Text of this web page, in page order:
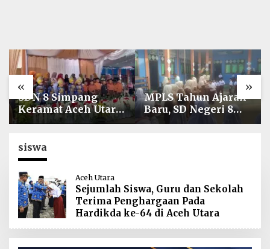
« »
SDN 8 Simpang
Keramat Aceh Utara
Gelar Penutupan
Ajaran 2026/2027
MPLS Tahun Ajaran
Baru, SD Negeri 8
Simpang Keuramat
siswa
Aceh Utara
Sejumlah Siswa, Guru dan Sekolah
Terima Penghargaan Pada
Hardikda ke-64 di Aceh Utara